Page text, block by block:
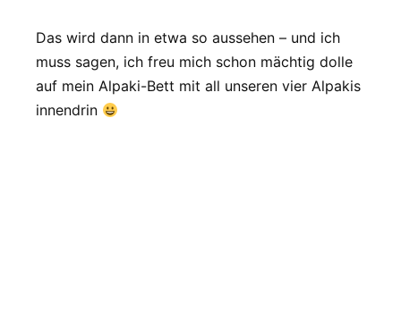
Das wird dann in etwa so aussehen – und ich
muss sagen, ich freu mich schon mächtig dolle
auf mein Alpaki-Bett mit all unseren vier Alpakis
innendrin